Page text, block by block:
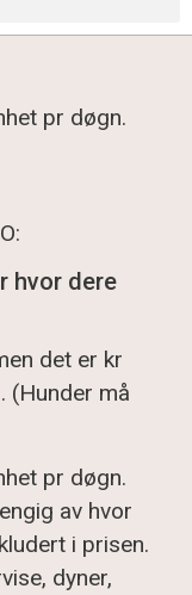
pr døgn.
hvor dere
det er kr
(Hunder må
pr døgn.
av hvor
i prisen.
dyner,